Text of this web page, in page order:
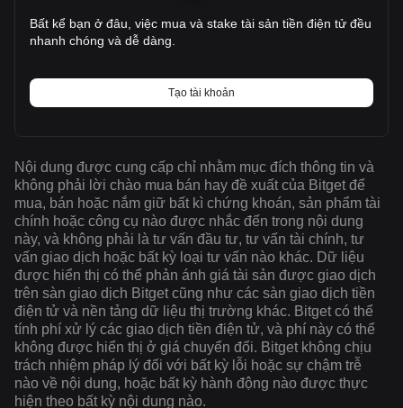
Bất kể bạn ở đâu, việc mua và stake tài sản tiền điện tử đều
nhanh chóng và dễ dàng.
Tạo tài khoản
Nội dung được cung cấp chỉ nhằm mục đích thông tin và
không phải lời chào mua bán hay đề xuất của Bitget để
mua, bán hoặc nắm giữ bất kì chứng khoán, sản phẩm tài
chính hoặc công cụ nào được nhắc đến trong nội dung
này, và không phải là tư vấn đầu tư, tư vấn tài chính, tư
vấn giao dịch hoặc bất kỳ loại tư vấn nào khác. Dữ liệu
được hiển thị có thể phản ánh giá tài sản được giao dịch
trên sàn giao dịch Bitget cũng như các sàn giao dịch tiền
điện tử và nền tảng dữ liệu thị trường khác. Bitget có thể
tính phí xử lý các giao dịch tiền điện tử, và phí này có thể
không được hiển thị ở giá chuyển đổi. Bitget không chịu
trách nhiệm pháp lý đối với bất kỳ lỗi hoặc sự chậm trễ
nào về nội dung, hoặc bất kỳ hành động nào được thực
hiện theo bất kỳ nội dung nào.